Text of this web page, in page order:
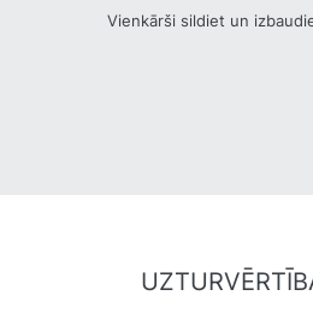
Vienkārši sildiet un